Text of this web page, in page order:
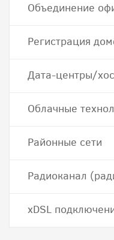
Объединение
Регистрация
Дата-центры/
Облачные
Районные сети
Радиоканал
хDSL